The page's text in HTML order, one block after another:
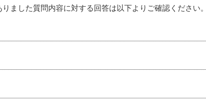
ました質問内容に対する回答は以下よりご確認ください。